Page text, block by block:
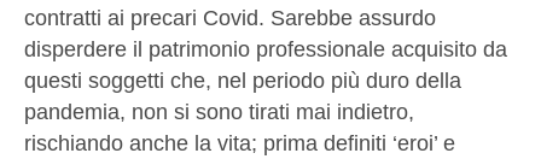
contratti ai precari Covid. Sarebbe assurdo
disperdere il patrimonio professionale acquisito da
questi soggetti che, nel periodo più duro della
pandemia, non si sono tirati mai indietro,
rischiando anche la vita; prima definiti ‘eroi’ e